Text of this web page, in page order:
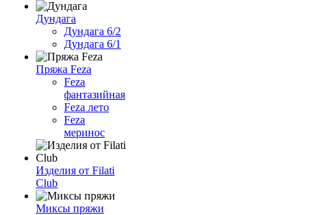
Дундага
Дундага 6/2
Дундага 6/1
Пряжа Feza
Feza
фантазийная
Feza лето
Feza
меринос
Изделия от Filati
Club
Миксы пряжи